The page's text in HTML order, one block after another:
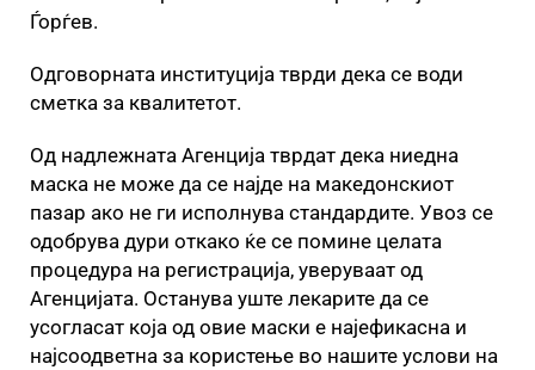
Ѓорѓев.
Одговорната институција тврди дека се води
сметка за квалитетот.
Од надлежната Агенција тврдат дека ниедна
маска не може да се најде на македонскиот
пазар ако не ги исполнува стандардите. Увоз се
одобрува дури откако ќе се помине целата
процедура на регистрација, уверуваат од
Агенцијата. Останува уште лекарите да се
усогласат која од овие маски е најефикасна и
најсоодветна за користење во нашите услови на